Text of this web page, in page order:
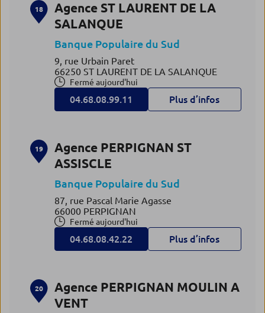
18
Agence ST LAURENT DE LA
SALANQUE
Banque Populaire du Sud
9, rue Urbain Paret
66250 ST LAURENT DE LA SALANQUE
Fermé aujourd'hui
04.68.08.99.11 Plus d’infos
19
Agence PERPIGNAN ST
ASSISCLE
Banque Populaire du Sud
87, rue Pascal Marie Agasse
66000 PERPIGNAN
Fermé aujourd'hui
04.68.08.42.22 Plus d’infos
20
Agence PERPIGNAN MOULIN A
VENT